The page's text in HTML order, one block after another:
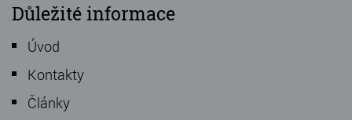
Důležité informace
Úvod
Kontakty
Články